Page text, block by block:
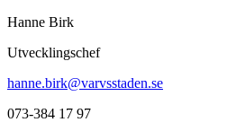
Hanne Birk
Utvecklingschef
hanne.birk@varvsstaden.se
073-384 17 97